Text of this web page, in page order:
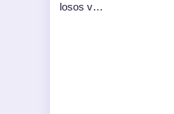
losos v…